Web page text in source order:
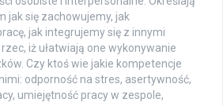
jak się zachowujemy, jak
jak integrujemy się z innymi
iż ułatwiają one wykonywanie
Czy ktoś wie jakie kompetencje
odporność na stres, asertywność,
umiejętność pracy w zespole,